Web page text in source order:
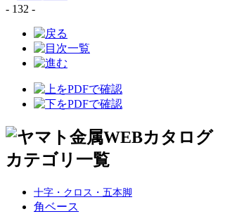
- 132 -
十字・クロス・五本脚
角ベース